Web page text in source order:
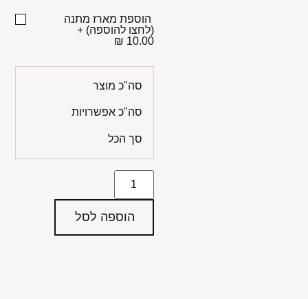
הוספת מארז מתנה
(לחצו להוספה) +
10.00 ₪
סה"כ מוצר
סה"כ אפשרויות
סך הכל
הוספה לסל